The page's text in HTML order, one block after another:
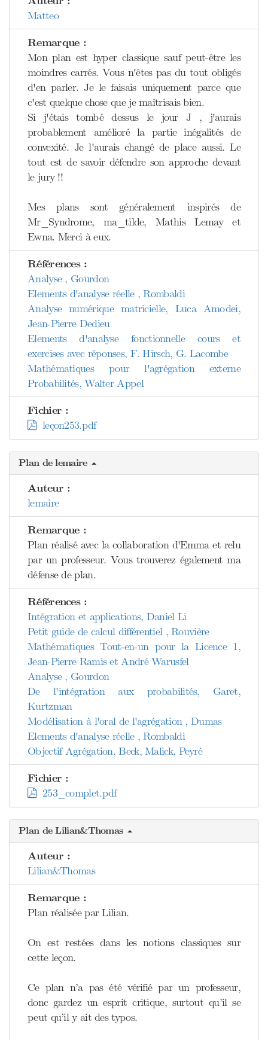
Matteo
Remarque :
Mon plan est hyper classique sauf peut-être les
moindres carrés. Vous n'êtes pas du tout obligés
d'en parler. Je le faisais uniquement parce que
c'est quelque chose que je maîtrisais bien.
Si j'étais tombé dessus le jour J , j'aurais
probablement amélioré la partie inégalités de
convexité. Je l'aurais changé de place aussi. Le
tout est de savoir défendre son approche devant
le jury !!
Mes plans sont généralement inspirés de
Mr_Syndrome, ma_tilde, Mathis Lemay et
Ewna. Merci à eux.
Références :
Analyse , Gourdon
Elements d'analyse réelle , Rombaldi
Analyse numérique matricielle, Luca Amodei,
Jean-Pierre Dedieu
Elements d'analyse fonctionnelle cours et
exercises avec réponses, F. Hirsch, G. Lacombe
Mathématiques pour l'agrégation externe
Probabilités, Walter Appel
Fichier :
leçon253.pdf
Plan de lemaire
Auteur :
lemaire
Remarque :
Plan réalisé avec la collaboration d'Emma et relu
par un professeur. Vous trouverez également ma
défense de plan.
Références :
Intégration et applications, Daniel Li
Petit guide de calcul différentiel , Rouvière
Mathématiques Tout-en-un pour la Licence 1,
Jean-Pierre Ramis et André Warusfel
Analyse , Gourdon
De l'intégration aux probabilités, Garet,
Kurtzman
Modélisation à l'oral de l'agrégation , Dumas
Elements d'analyse réelle , Rombaldi
Objectif Agrégation, Beck, Malick, Peyré
Fichier :
253_complet.pdf
Plan de Lilian&Thomas
Auteur :
Lilian&Thomas
Remarque :
Plan réalisée par Lilian.
On est restées dans les notions classiques sur
cette leçon.
Ce plan n’a pas été vérifié par un professeur,
donc gardez un esprit critique, surtout qu’il se
peut qu’il y ait des typos.